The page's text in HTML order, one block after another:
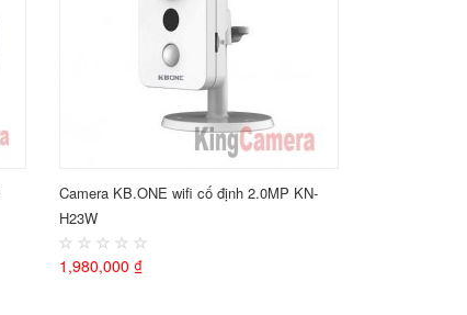
Camera KB.ONE wifi cố định 2.0MP KN-
H23W
1,980,000 ₫